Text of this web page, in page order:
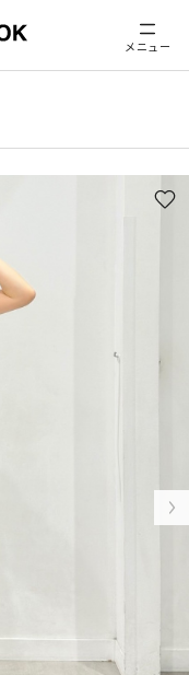
メニュー